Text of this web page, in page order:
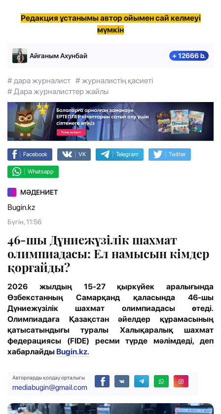
Редакция ұстанымы автор ойымен сай келмеуі
мүмкін
Айғаным Ахунбай + 12666 b.
# дара журналист # журналистің қасиеті
# Дара журналисттер жайлы
| Facebook | VK | Telegram | Twitter
| Whatsapp
МӘДЕНИЕТ
Bugin.kz
Бүгін, 11:56
46-шы Дүниежүзілік шахмат
олимпиадасы: Ел намысын кімдер
қорғайды?
2026 жылдың 15-27 қыркүйек аралығында
Өзбекстанның Самарқанд қаласында 46-шы
Дүниежүзілік шахмат олимпиадасы өтеді.
Олимпиадаға Қазақстан әйелдер құрамасының
қатысатындығы туралы Халықаралық шахмат
федерациясы (FIDE) ресми түрде мәлімдеді, деп
хабарлайды Bugin.kz.
Авторларды қолдау орталығы
mediabugin@gmail.com